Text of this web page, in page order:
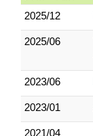
2025/12
2025/06
2023/06
2023/01
2021/04